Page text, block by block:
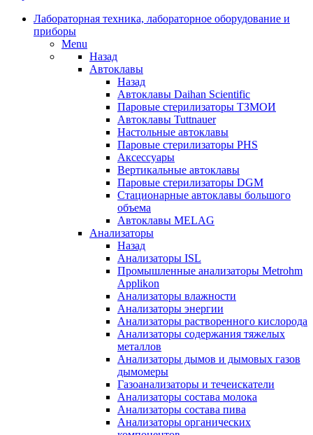
Лабораторная техника, лабораторное оборудование и
приборы
Menu
Назад
Автоклавы
Назад
Автоклавы Daihan Scientific
Паровые стерилизаторы ТЗМОИ
Автоклавы Tuttnauer
Наcтольные автоклавы
Паровые стерилизаторы PHS
Аксессуары
Вертикальные автоклавы
Паровые стерилизаторы DGM
Стационарные автоклавы большого
объема
Автоклавы MELAG
Анализаторы
Назад
Анализаторы ISL
Промышленные анализаторы Metrohm
Applikon
Анализаторы влажности
Анализаторы энергии
Анализаторы растворенного кислорода
Анализаторы содержания тяжелых
металлов
Анализаторы дымов и дымовых газов
дымомеры
Газоанализаторы и течеискатели
Анализаторы состава молока
Анализаторы состава пива
Анализаторы органических